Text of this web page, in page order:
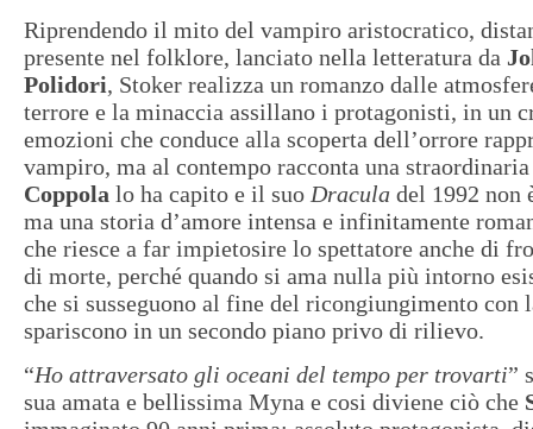
Riprendendo il mito del vampiro aristocratico,
presente nel folklore, lanciato nella letteratura da
Polidori, Stoker realizza un romanzo dalle
terrore e la minaccia assillano i protagonisti, in un
emozioni che conduce alla scoperta dell’orrore
vampiro, ma al contempo racconta una
Coppola lo ha capito e il suo Dracula del 1992 non
ma una storia d’amore intensa e infinitamente
che riesce a far impietosire lo spettatore anche di
di morte, perché quando si ama nulla più intorno
che si susseguono al fine del ricongiungimento con
spariscono in un secondo piano privo di rilievo.
“Ho attraversato gli oceani del tempo per trovarti”
sua amata e bellissima Myna e cosi diviene ciò che